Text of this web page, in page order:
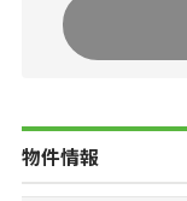
物件情報